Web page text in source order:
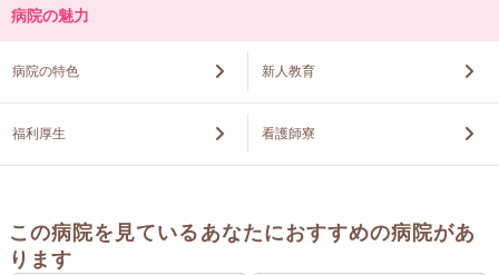
相生市看護専門学校、尼崎健康医療財団看護専門学校、関西看護医療大
学、関西国際大学、関西福祉大学、甲南女子大学、神戸看護専門学校、
神戸市医師会看護専門学校、神戸市看護大学、神戸市看護大学大学院、
看護専門学校、園田学園女子大学、宝塚市立看護専門学校、丹波市立看
護専門学校、西宮市医師会看護専門学校、はくほう会医療専門学校明石
護専門学校、兵庫県立柏原看護専門学校、兵庫県立厚生専門学院、兵庫
県立総合衛生学院、兵庫県立大学、兵庫県立龍野北高等学校、兵庫県立
病院の魅力
病院の特色 新人教育
福利厚生 看護師寮
この病院を見ているあなたにおすすめの病院があ
ります